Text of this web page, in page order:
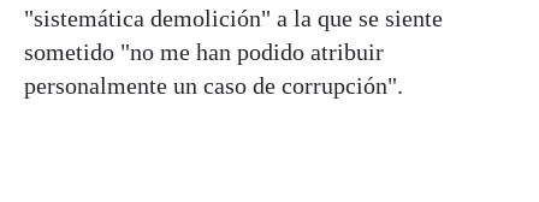
"sistemática demolición" a la que se siente
sometido "no me han podido atribuir
personalmente un caso de corrupción".